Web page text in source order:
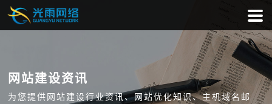
网站建设资讯
为您提供网站建设行业资讯、网站优化知识、主机域名邮